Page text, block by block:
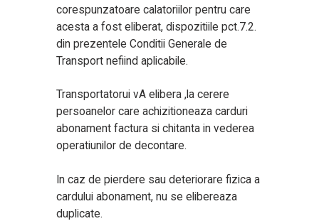
corespunzatoare calatoriilor pentru care
acesta a fost eliberat, dispozitiile pct.7.2.
din prezentele Conditii Generale de
Transport nefiind aplicabile.
Transportatorui vA elibera ,la cerere
persoanelor care achizitioneaza carduri
abonament factura si chitanta in vederea
operatiunilor de decontare.
In caz de pierdere sau deteriorare fizica a
cardului abonament, nu se elibereaza
duplicate.